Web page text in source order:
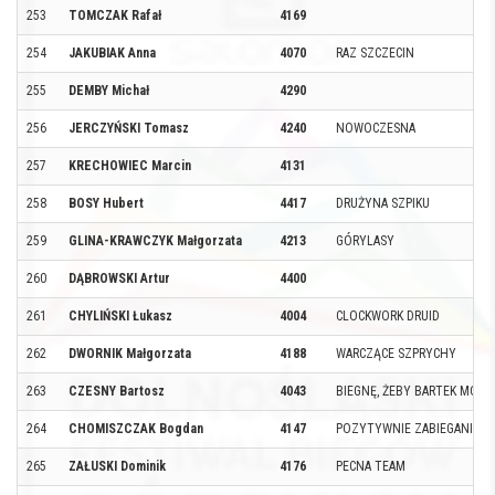
253 TOMCZAK Rafał 4169
254 JAKUBIAK Anna 4070 RAZ SZCZECIN
255 DEMBY Michał 4290
256 JERCZYŃSKI Tomasz 4240 NOWOCZESNA
257 KRECHOWIEC Marcin 4131
258 BOSY Hubert 4417 DRUŻYNA SZPIKU
259 GLINA-KRAWCZYK Małgorzata 4213 GÓRYLASY
260 DĄBROWSKI Artur 4400
261 CHYLIŃSKI Łukasz 4004 CLOCKWORK DRUID
262 DWORNIK Małgorzata 4188 WARCZĄCE SZPRYCHY
263 CZESNY Bartosz 4043 BIEGNĘ, ŻEBY BARTEK
264 CHOMISZCZAK Bogdan 4147 POZYTYWNIE ZABIEGANI
265 ZAŁUSKI Dominik 4176 PECNA TEAM